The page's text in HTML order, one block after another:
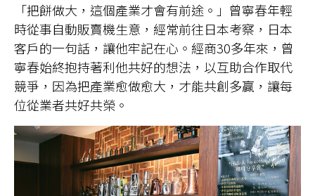
「把餅做大，這個產業才會有前途。」曾寧春年輕
時從事自動販賣機生意，經常前往日本考察，日本
客戶的一句話，讓他牢記在心。經商30多年來，曾
寧春始終抱持著利他共好的想法，以互助合作取代
競爭，因為把產業愈做愈大，才能共創多贏，讓每
位從業者共好共榮。